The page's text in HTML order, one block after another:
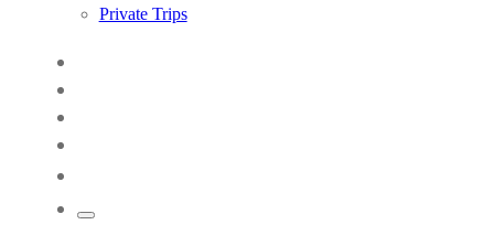
Private Trips